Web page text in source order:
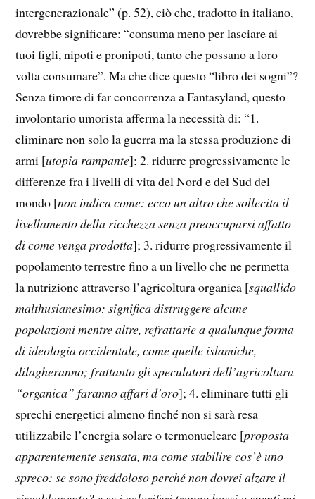
intergenerazionale” (p. 52), ciò che, tradotto in italiano,
dovrebbe significare: “consuma meno per lasciare ai
tuoi figli, nipoti e pronipoti, tanto che possano a loro
volta consumare”. Ma che dice questo “libro dei sogni”?
Senza timore di far concorrenza a Fantasyland, questo
involontario umorista afferma la necessità di: “1.
eliminare non solo la guerra ma la stessa produzione di
armi [utopia rampante]; 2. ridurre progressivamente le
differenze fra i livelli di vita del Nord e del Sud del
mondo [non indica come: ecco un altro che sollecita il
livellamento della ricchezza senza preoccuparsi affatto
di come venga prodotta]; 3. ridurre progressivamente il
popolamento terrestre fino a un livello che ne permetta
la nutrizione attraverso l’agricoltura organica [squallido
malthusianesimo: significa distruggere alcune
popolazioni mentre altre, refrattarie a qualunque forma
di ideologia occidentale, come quelle islamiche,
dilagheranno; frattanto gli speculatori dell’agricoltura
“organica” faranno affari d’oro]; 4. eliminare tutti gli
sprechi energetici almeno finché non si sarà resa
utilizzabile l’energia solare o termonucleare [proposta
apparentemente sensata, ma come stabilire cos’è uno
spreco: se sono freddoloso perché non dovrei alzare il